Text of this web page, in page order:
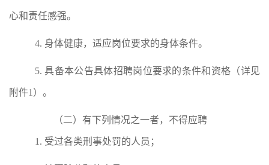
心和责任感强。
4. 身体健康， 适应岗位要求的身体条件。
5.具备本公告具体招聘岗位要求的条件和资格 （详见
附件1 ）。
（二）有下列情况之一者，不得应聘
1. 受过各类刑事处罚的人员 ；